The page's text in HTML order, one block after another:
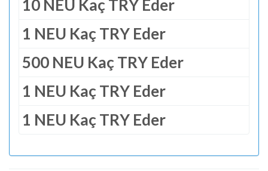
10 NEU Kaç TRY Eder
1 NEU Kaç TRY Eder
500 NEU Kaç TRY Eder
1 NEU Kaç TRY Eder
1 NEU Kaç TRY Eder